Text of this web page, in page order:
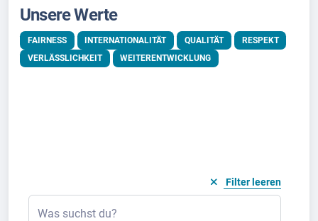
Unsere Werte
FAIRNESS INTERNATIONALITÄT QUALITÄT
RESPEKT
VERLÄSSLICHKEIT
WEITERENTWICKLUNG
Filter leeren
Was suchst du?